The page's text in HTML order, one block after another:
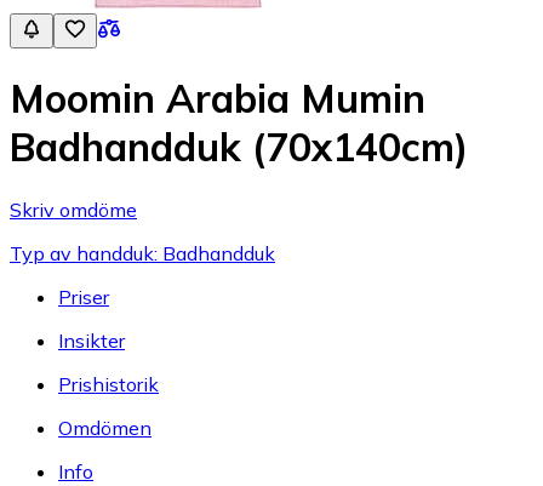
Moomin Arabia Mumin
Badhandduk (70x140cm)
Skriv omdöme
Typ av handduk: Badhandduk
Priser
Insikter
Prishistorik
Omdömen
Info